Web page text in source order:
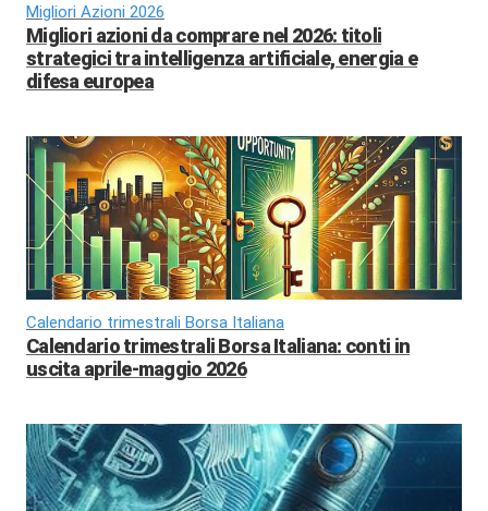
Migliori Azioni 2026
Migliori azioni da comprare nel 2026: titoli
strategici tra intelligenza artificiale, energia e
difesa europea
Calendario trimestrali Borsa Italiana
Calendario trimestrali Borsa Italiana: conti in
uscita aprile-maggio 2026